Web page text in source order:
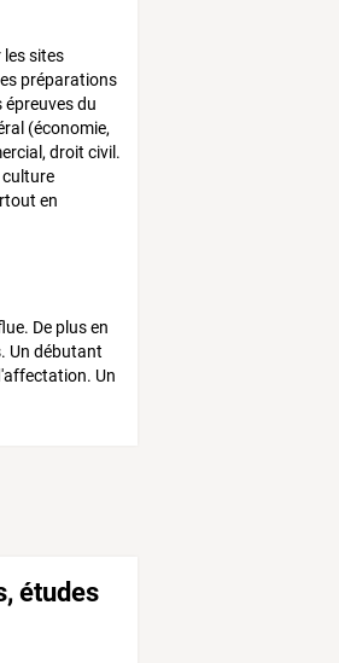
sites
préparations
du
(économie,
droit civil.
culture
en
De plus en
Un débutant
Un
études